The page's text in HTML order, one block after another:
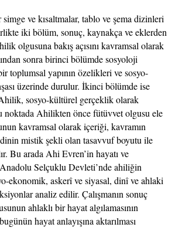
ve kısaltmalar, tablo ve şema dizinleri
iki bölüm, sonuç, kaynakça ve eklerden
olgusuna bakış açısını kavramsal olarak
sonra birinci bölümde sosyoloji
toplumsal yapının özelikleri ve sosyo-
üzerinde durulur. İkinci bölümde ise
sosyo-kültürel gerçeklik olarak
noktada Ahilikten önce fütüvvet olgusu ele
kavramsal olarak içeriği, kavramın
mistik şekli olan tasavvuf boyutu ile
Bu arada Ahi Evren’in hayatı ve
Selçuklu Devleti’nde ahiliğin
ekonomik, askerî ve siyasal, dinî ve ahlaki
analiz edilir. Çalışmanın sonuç
ahlaklı bir hayat algılamasının
hayat anlayışına aktarılması